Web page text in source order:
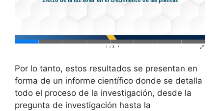
Por lo tanto, estos resultados se presentan en
forma de un informe científico donde se detalla
todo el proceso de la investigación, desde la
pregunta de investigación hasta la